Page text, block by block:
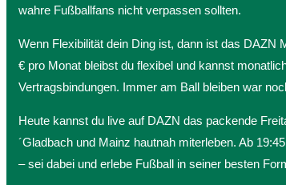
wahre Fußballfans nicht verpassen sollten.
Wenn Flexibilität dein Ding ist, dann ist das DAZN
€ pro Monat bleibst du flexibel und kannst
Vertragsbindungen. Immer am Ball bleiben war
Heute kannst du live auf DAZN das packende
´Gladbach und Mainz hautnah miterleben. Ab
– sei dabei und erlebe Fußball in seiner besten